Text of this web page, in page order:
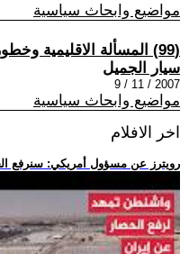
مواضيع وابحاث سياسية
(99) المسألة الاقليمية وخطورة الحزام الشمالي !
سيار الجميل
2007 / 11 / 9
مواضيع وابحاث سياسية
اخر الافلام
.. رويترز عن مسؤول أمريكي: سنرفع